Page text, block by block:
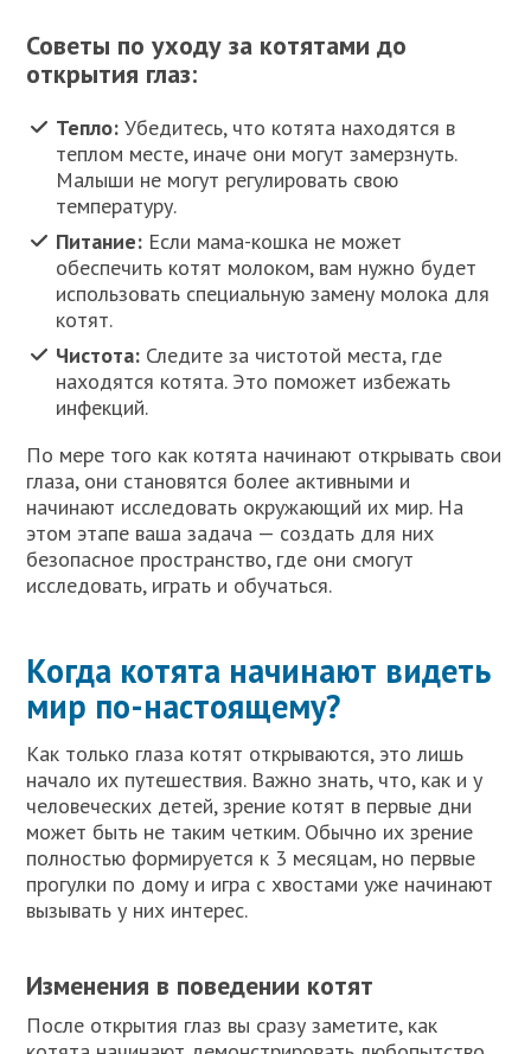
Советы по уходу за котятами до
открытия глаз:
Тепло: Убедитесь, что котята находятся в
теплом месте, иначе они могут замерзнуть.
Малыши не могут регулировать свою
температуру.
Питание: Если мама-кошка не может
обеспечить котят молоком, вам нужно будет
использовать специальную замену молока для
котят.
Чистота: Следите за чистотой места, где
находятся котята. Это поможет избежать
инфекций.
По мере того как котята начинают открывать свои
глаза, они становятся более активными и
начинают исследовать окружающий их мир. На
этом этапе ваша задача — создать для них
безопасное пространство, где они смогут
исследовать, играть и обучаться.
Когда котята начинают видеть
мир по-настоящему?
Как только глаза котят открываются, это лишь
начало их путешествия. Важно знать, что, как и у
человеческих детей, зрение котят в первые дни
может быть не таким четким. Обычно их зрение
полностью формируется к 3 месяцам, но первые
прогулки по дому и игра с хвостами уже начинают
вызывать у них интерес.
Изменения в поведении котят
После открытия глаз вы сразу заметите, как